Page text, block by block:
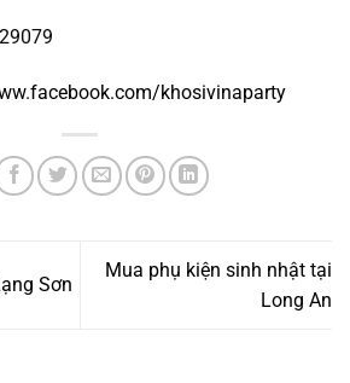
khosivinaparty
Sơn
Mua phụ kiện sinh nhật tại
Long An